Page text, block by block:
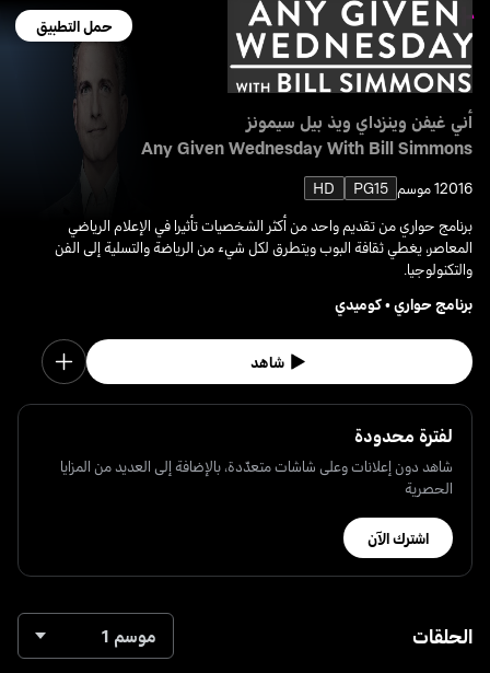
حمل التطبيق
أني غيفن وينزداي ويذ بيل سيمونز
Any Given Wednesday With Bill Simmons
20161 موسم PG15
HD
برنامج حواري من تقديم واحد من أكثر الشخصيات تأثيرا في الإعلام الرياضي
المعاصر، يغطي ثقافة البوب ويتطرق لكل شيء من الرياضة والتسلية إلى الفن
والتكنولوجيا.
برنامج حواري•كوميدي
شاهد
لفترة محدودة
شاهد دون إعلانات وعلى شاشات متعدّدة، بالإضافة إلى العديد من المزايا
الحصرية
اشترك الآن
الحلقات موسم 1